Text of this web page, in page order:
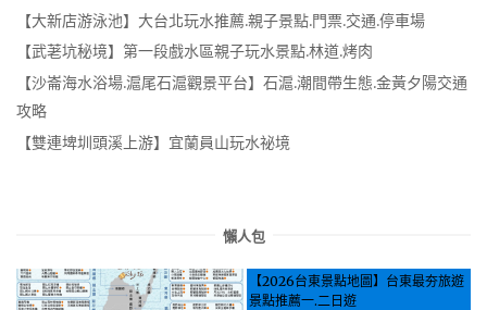
【大新店游泳池】大台北玩水推薦.親子景點.門票.交通.停車場
【武荖坑秘境】第一段戲水區親子玩水景點.林道.烤肉
【沙崙海水浴場.滬尾石滬觀景平台】石滬.潮間帶生態.金黃夕陽交通
攻略
【雙連埤圳頭溪上游】宜蘭員山玩水祕境
懶人包
【2026台東景點地圖】台東最夯旅遊
景點推薦一.二日遊